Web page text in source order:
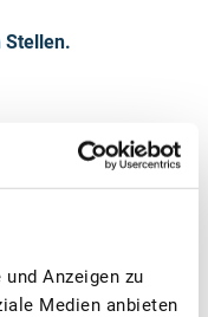
Anzeigen zu
Medien anbieten